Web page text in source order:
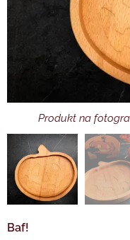
Produkt na
Baf!